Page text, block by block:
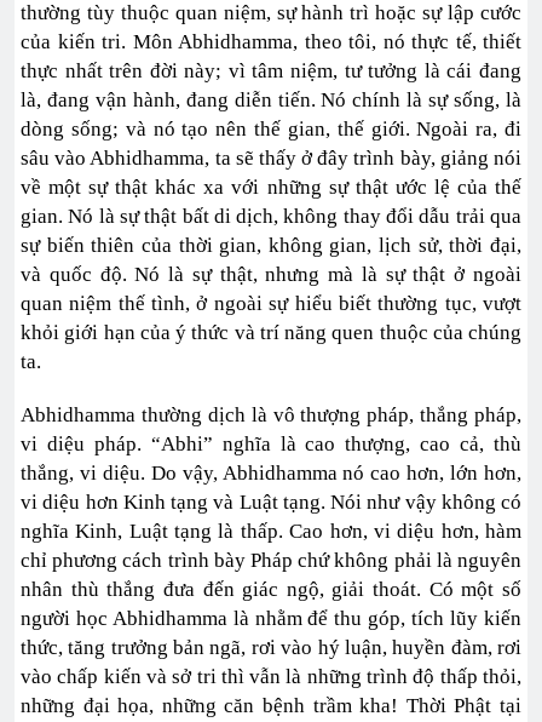
thường tùy thuộc quan niệm, sự hành trì hoặc sự lập cước
của kiến tri. Môn Abhidhamma, theo tôi, nó thực tế, thiết
thực nhất trên đời này; vì tâm niệm, tư tưởng là cái đang
là, đang vận hành, đang diễn tiến. Nó chính là sự sống, là
dòng sống; và nó tạo nên thế gian, thế giới. Ngoài ra, đi
sâu vào Abhidhamma, ta sẽ thấy ở đây trình bày, giảng nói
về một sự thật khác xa với những sự thật ước lệ của thế
gian. Nó là sự thật bất di dịch, không thay đổi dẫu trải qua
sự biến thiên của thời gian, không gian, lịch sử, thời đại,
và quốc độ. Nó là sự thật, nhưng mà là sự thật ở ngoài
quan niệm thế tình, ở ngoài sự hiểu biết thường tục, vượt
khỏi giới hạn của ý thức và trí năng quen thuộc của chúng
ta.
Abhidhamma thường dịch là vô thượng pháp, thắng pháp,
vi diệu pháp. “Abhi” nghĩa là cao thượng, cao cả, thù
thắng, vi diệu. Do vậy, Abhidhamma nó cao hơn, lớn hơn,
vi diệu hơn Kinh tạng và Luật tạng. Nói như vậy không có
nghĩa Kinh, Luật tạng là thấp. Cao hơn, vi diệu hơn, hàm
chỉ phương cách trình bày Pháp chứ không phải là nguyên
nhân thù thắng đưa đến giác ngộ, giải thoát. Có một số
người học Abhidhamma là nhằm để thu góp, tích lũy kiến
thức, tăng trưởng bản ngã, rơi vào hý luận, huyền đàm, rơi
vào chấp kiến và sở tri thì vẫn là những trình độ thấp thỏi,
những đại họa, những căn bệnh trầm kha! Thời Phật tại